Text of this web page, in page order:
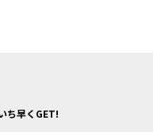
ち早くGET!